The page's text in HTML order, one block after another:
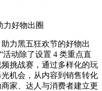
力好物出圈
力黑五狂欢节的好物出
活动除了设置 4 类重点直
挑战赛，通过多样化的玩
机会，从内容到销售转化
家、达人与消费者建立更